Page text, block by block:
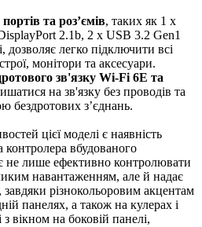
та роз’ємів, таких як 1 x
2.1b, 2 x USB 3.2 Gen1
легко підключити всі
монітори та аксесуари.
зв'язку Wi-Fi 6E та
на зв'язку без проводів та
бездротових з’єднань.
цієї моделі є наявність
контролера вбудованого
не лише ефективно контролювати
навантаженням, але й надає
завдяки різнокольоровим акцентам
панелях, а також на кулерах і
вікном на боковій панелі,